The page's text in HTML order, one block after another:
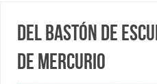
Del bastón de
de Mercurio